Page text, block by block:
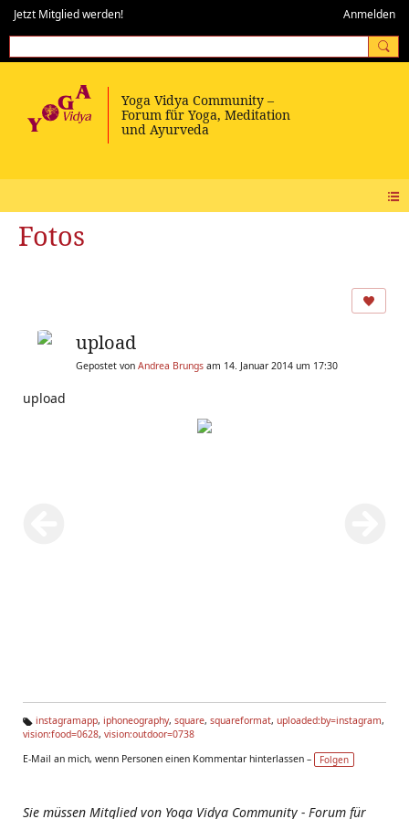
Jetzt Mitglied werden! Anmelden
Fotos
upload
Gepostet von Andrea Brungs am 14. Januar 2014 um 17:30
upload
Ta
s:
instagramapp, iphoneography, square, squareformat, uploaded:by=instagram,
vision:food=0628, vision:outdoor=0738
E-Mail an mich, wenn Personen einen Kommentar hinterlassen –
Folgen
Sie müssen Mitglied von Yoga Vidya Community - Forum für